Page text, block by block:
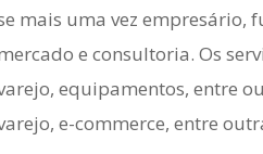
mais uma vez empresário,
e consultoria. Os
equipamentos, entre
e-commerce, entre